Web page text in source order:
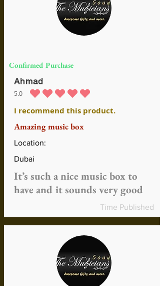
Confirmed Purchase
Ahmad
5.0
средний рейтинг 5 из 5
I recommend this product.
Amazing music box
Location:
Dubai
It’s such a nice music box to
have and it sounds very good
Time Published